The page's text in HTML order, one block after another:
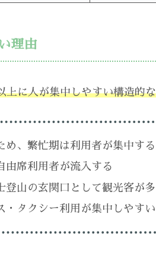
理由
上に人が集中しやすい構造的
め、繁忙期は利用者が集中する
由席利用者が流入する
登山の玄関口として観光客が
・タクシー利用が集中しやすい